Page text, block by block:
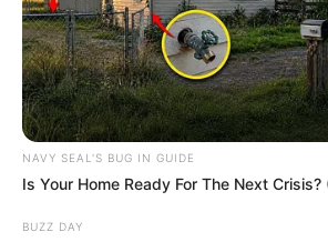
NAVY SEAL'S BUG IN GUIDE
Is Your Home Ready For The Next
BUZZ DAY